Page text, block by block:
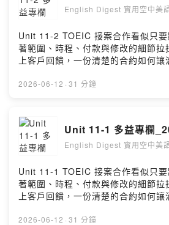
English Digest 實用空中美
Unit 11-2 TOEIC 接案合作看似只要點頭開工，背後卻藏
著範圍、時程、付款與修改的細節拉
上客戶回饋，一份清楚的合約如何
談出雙方都安心的工作共識！
2026-06-12 · 31 分鐘
Unit 11-1 多益專欄
English Digest 實用空中美
Unit 11-1 TOEIC 接案合作看似只要點頭開工，背後卻藏
著範圍、時程、付款與修改的細節拉
上客戶回饋，一份清楚的合約如何
談出雙方都安心的工作共識！
2026-06-12 · 31 分鐘